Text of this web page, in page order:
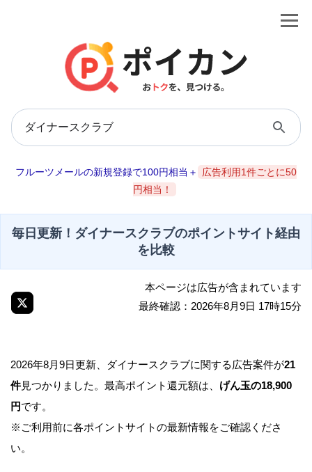
フルーツメールの新規登録で100円相当＋
広告利用1件ごとに50
円相当！
毎日更新！ダイナースクラブのポイントサイト経由
を比較
本ページは広告が含まれています
最終確認：2026年8月9日 17時15分
2026年8月9日更新、ダイナースクラブに関する広告案件が21
件見つかりました。最高ポイント還元額は、 げん玉の18,900
円です。
※ご利用前に各ポイントサイトの最新情報をご確認くださ
い。